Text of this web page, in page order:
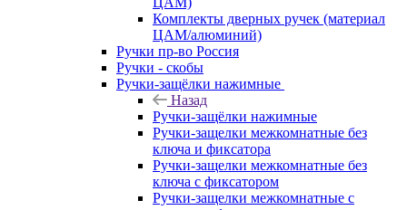
Комплекты дверных ручек (материал
ЦАМ/алюминий)
Ручки пр-во Россия
Ручки - скобы
Ручки-защёлки нажимные
Назад
Ручки-защёлки нажимные
Ручки-защелки межкомнатные без
ключа и фиксатора
Ручки-защелки межкомнатные без
ключа с фиксатором
Ручки-защелки межкомнатные с